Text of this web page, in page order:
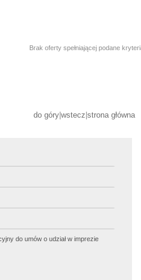
Brak oferty spełniającej podane
do góry wstecz strona główna
do umów o udział w imprezie